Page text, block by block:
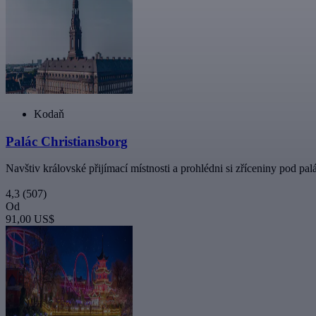
Kodaň
Palác Christiansborg
Navštiv královské přijímací místnosti a prohlédni si zříceniny pod
4,3 (507)
Od
91,00 US$